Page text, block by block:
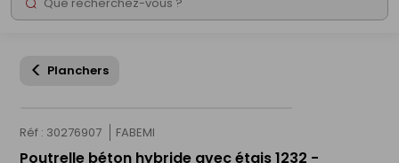
Rechercher
Planchers
Réf : 30276907 FABEMI
Poutrelle béton hybride avec étais 1232 -